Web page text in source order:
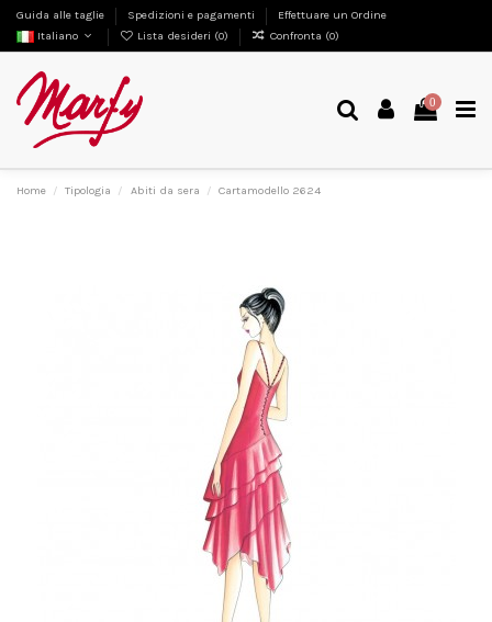
Guida alle taglie Spedizioni e pagamenti
Effettuare un Ordine
Italiano
Lista desideri (0) Confronta (0)
0
Home Tipologia Abiti da sera Cartamodello 2624